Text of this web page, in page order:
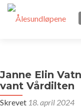
Janne Elin
vant Vårdilten
Skrevet 18. april 2024